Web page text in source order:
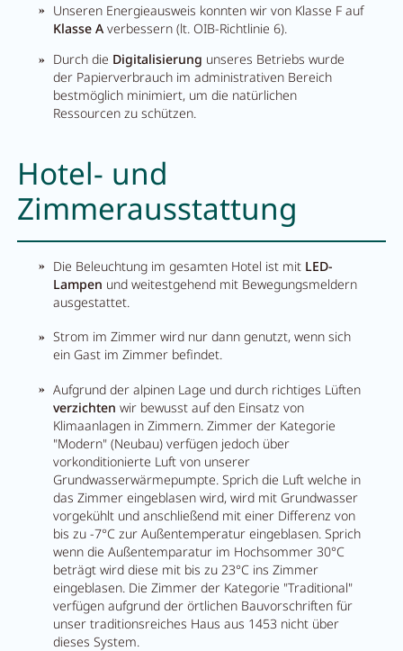
Unseren Energieausweis konnten wir von Klasse F auf
Klasse A verbessern (lt. OIB-Richtlinie 6).
Durch die Digitalisierung unseres Betriebs wurde
der Papierverbrauch im administrativen Bereich
bestmöglich minimiert, um die natürlichen
Ressourcen zu schützen.
Hotel- und
Zimmerausstattung
Die Beleuchtung im gesamten Hotel ist mit LED-
Lampen und weitestgehend mit Bewegungsmeldern
ausgestattet.
Strom im Zimmer wird nur dann genutzt, wenn sich
ein Gast im Zimmer befindet.
Aufgrund der alpinen Lage und durch richtiges Lüften
verzichten wir bewusst auf den Einsatz von
Klimaanlagen in Zimmern. Zimmer der Kategorie
"Modern" (Neubau) verfügen jedoch über
vorkonditionierte Luft von unserer
Grundwasserwärmepumpte. Sprich die Luft welche in
das Zimmer eingeblasen wird, wird mit Grundwasser
vorgekühlt und anschließend mit einer Differenz von
bis zu -7°C zur Außentemperatur eingeblasen. Sprich
wenn die Außentemparatur im Hochsommer 30°C
beträgt wird diese mit bis zu 23°C ins Zimmer
eingeblasen. Die Zimmer der Kategorie "Traditional"
verfügen aufgrund der örtlichen Bauvorschriften für
unser traditionsreiches Haus aus 1453 nicht über
dieses System.